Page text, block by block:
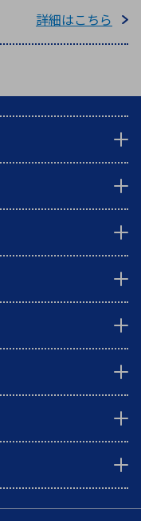
詳細はこちら